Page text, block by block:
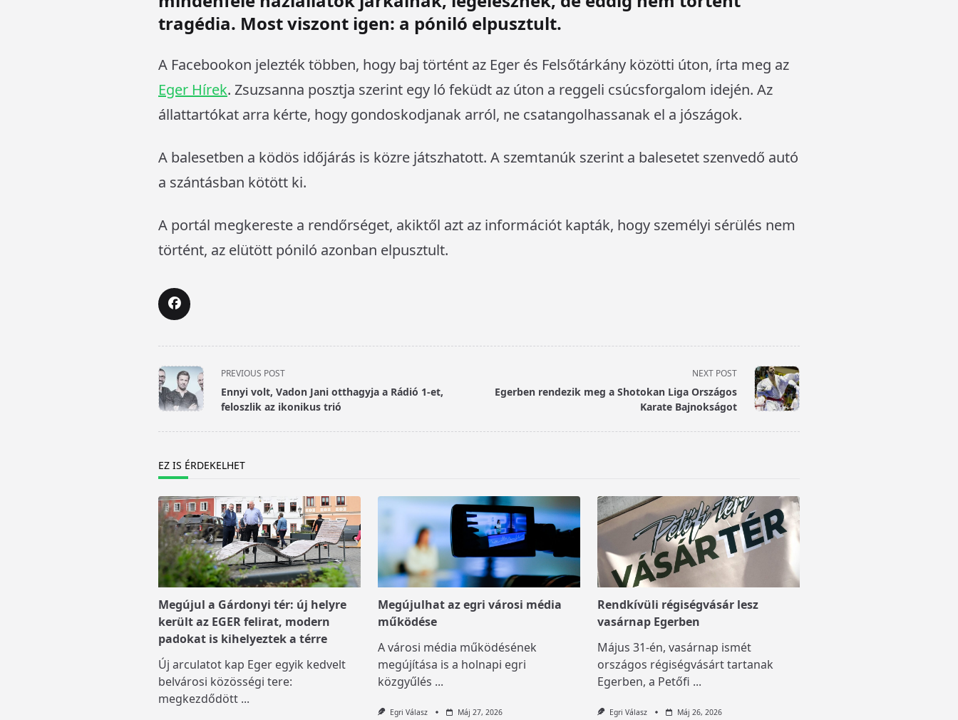
tragédia. Most viszont igen: a póniló elpusztult.
A Facebookon jelezték többen, hogy baj történt az Eger és Felsőtárkány közötti úton, írta meg az
Eger Hírek. Zsuzsanna posztja szerint egy ló feküdt az úton a reggeli csúcsforgalom idején. Az
állattartókat arra kérte, hogy gondoskodjanak arról, ne csatangolhassanak el a jószágok.
A balesetben a ködös időjárás is közre játszhatott. A szemtanúk szerint a balesetet szenvedő autó
a szántásban kötött ki.
A portál megkereste a rendőrséget, akiktől azt az információt kapták, hogy személyi sérülés nem
történt, az elütött póniló azonban elpusztult.
<span
class="nav-
subtitle
text">Page</span>
PREVIOUS POST
Ennyi volt, Vadon Jani otthagyja a Rádió 1-et,
feloszlik az ikonikus trió
NEXT POST
Egerben rendezik meg a Shotokan Liga Országos
Karate Bajnokságot
EZ IS ÉRDEKELHET
Megújul a Gárdonyi tér: új helyre
került az EGER felirat, modern
padokat is kihelyeztek a térre
Új arculatot kap Eger egyik kedvelt
belvárosi közösségi tere:
megkezdődött ...
Megújulhat az egri városi média
működése
A városi média működésének
megújítása is a holnapi egri
közgyűlés ...
Egri Válasz Máj 27, 2026
Rendkívüli régiségvásár lesz
vasárnap Egerben
Május 31-én, vasárnap ismét
országos régiségvásárt tartanak
Egerben, a Petőfi ...
Egri Válasz Máj 26, 2026